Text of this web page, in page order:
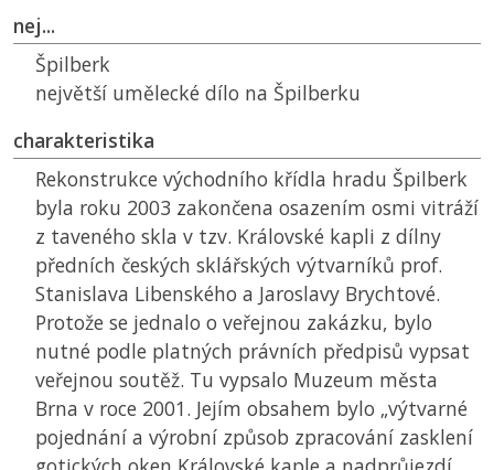
nej...
Špilberk
největší umělecké dílo na Špilberku
charakteristika
Rekonstrukce východního křídla hradu Špilberk
byla roku 2003 zakončena osazením osmi vitráží
z taveného skla v tzv. Královské kapli z dílny
předních českých sklářských výtvarníků prof.
Stanislava Libenského a Jaroslavy Brychtové.
Protože se jednalo o veřejnou zakázku, bylo
nutné podle platných právních předpisů vypsat
veřejnou soutěž. Tu vypsalo Muzeum města
Brna v roce 2001. Jejím obsahem bylo „výtvarné
pojednání a výrobní způsob zpracování zasklení